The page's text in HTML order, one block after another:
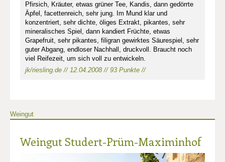
Pfirsich, Kräuter, etwas grüner Tee, Kandis, dann gedörrte
Äpfel, facettenreich, sehr jung. Im Mund klar und
konzentriert, sehr dichte, öliges Extrakt, pikantes, sehr
mineralisches Spiel, dann kandiert Früchte, etwas
Grapefruit, sehr pikantes, filigran gewirktes Säurespiel, sehr
guter Abgang, endloser Nachhall, druckvoll. Braucht noch
viel Reifezeit, um sich voll zu entwickeln.
jk/riesling.de // 12.04.2008 // 93 Punkte //
Weingut
Weingut Studert-Prüm-Maximinhof